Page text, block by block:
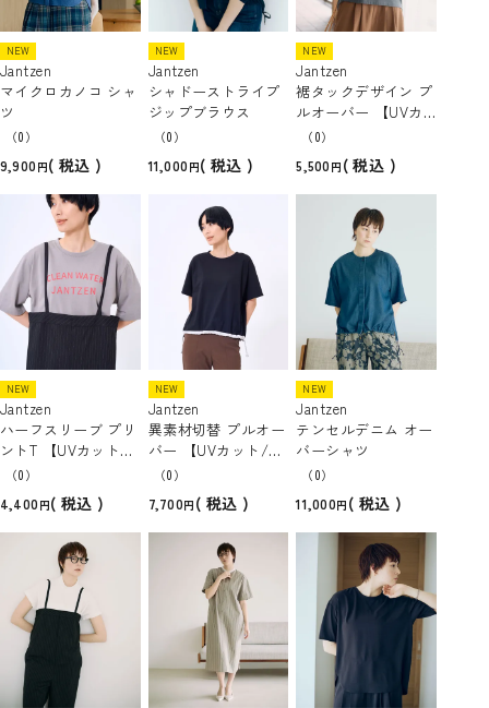
NEW
Jantzen
マイクロカノコ シャ
ツ
（0）
9,900 税込
NEW
Jantzen
シャドーストライプ
ジップブラウス
（0）
11,000 税込
NEW
Jantzen
裾タックデザイン プ
ルオーバー 【UVカ
ット/吸水速乾】
（0）
5,500 税込
NEW
Jantzen
ハーフスリーブ プリ
ントT 【UVカット/
吸水速乾】
（0）
4,400 税込
NEW
Jantzen
異素材切替 プルオー
バー 【UVカット/吸
水速乾】
（0）
7,700 税込
NEW
Jantzen
テンセルデニム オー
バーシャツ
（0）
11,000 税込